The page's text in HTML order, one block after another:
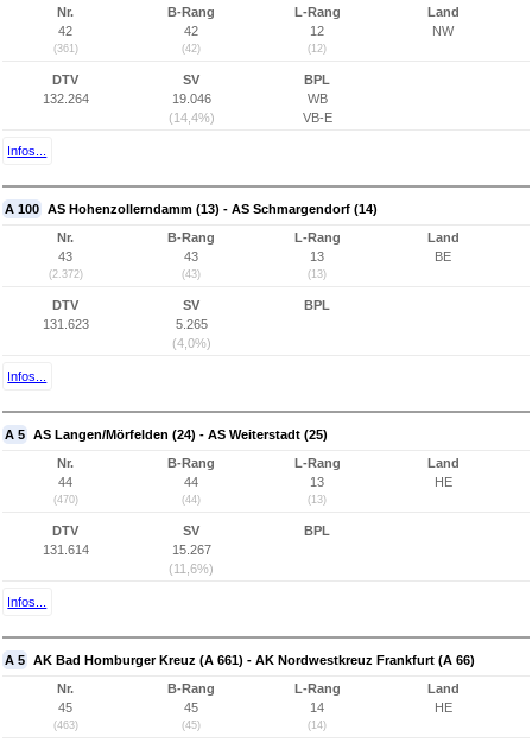
Nr.
42
(361)
B-Rang
42
(42)
L-Rang
12
(12)
Land
NW
DTV
132.264
SV
19.046
(14,4%)
BPL
WB
VB-E
Infos...
A 100 AS Hohenzollerndamm (13) - AS Schmargendorf (14)
Nr.
43
(2.372)
B-Rang
43
(43)
L-Rang
13
(13)
Land
BE
DTV
131.623
SV
5.265
(4,0%)
BPL
Infos...
A 5 AS Langen/Mörfelden (24) - AS Weiterstadt (25)
Nr.
44
(470)
B-Rang
44
(44)
L-Rang
13
(13)
Land
HE
DTV
131.614
SV
15.267
(11,6%)
BPL
Infos...
A 5 AK Bad Homburger Kreuz (A 661) - AK Nordwestkreuz Frankfurt (A 66)
Nr.
45
(463)
B-Rang
45
(45)
L-Rang
14
(14)
Land
HE